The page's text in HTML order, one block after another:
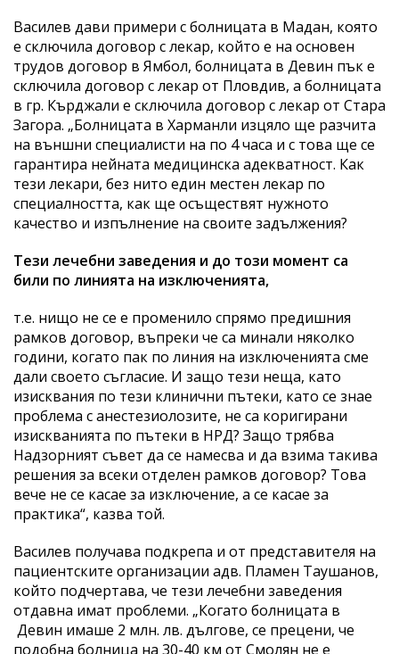
Василев дави примери с болницата в Мадан, която
е сключила договор с лекар, който е на основен
трудов договор в Ямбол, болницата в Девин пък е
сключила договор с лекар от Пловдив, а болницата
в гр. Кърджали е сключила договор с лекар от Стара
Загора. „Болницата в Харманли изцяло ще разчита
на външни специалисти на по 4 часа и с това ще се
гарантира нейната медицинска адекватност. Как
тези лекари, без нито един местен лекар по
специалността, как ще осъществят нужното
качество и изпълнение на своите задължения?
Тези лечебни заведения и до този момент са
били по линията на изключенията,
т.е. нищо не се е променило спрямо предишния
рамков договор, въпреки че са минали няколко
години, когато пак по линия на изключенията сме
дали своето съгласие. И защо тези неща, като
изисквания по тези клинични пътеки, като се знае
проблема с анестезиолозите, не са коригирани
изискванията по пътеки в НРД? Защо трябва
Надзорният съвет да се намесва и да взима такива
решения за всеки отделен рамков договор? Това
вече не се касае за изключение, а се касае за
практика“, казва той.
Василев получава подкрепа и от представителя на
пациентските организации адв. Пламен Таушанов,
който подчертава, че тези лечебни заведения
отдавна имат проблеми. „Когато болницата в
Девин имаше 2 млн. лв. дългове, се прецени, че
подобна болница на 30-40 км от Смолян не е